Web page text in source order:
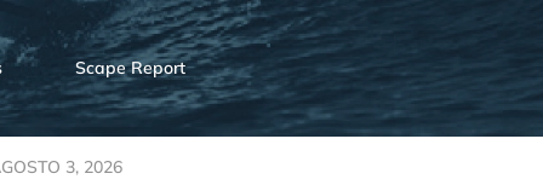
Scape Report
3, 2026